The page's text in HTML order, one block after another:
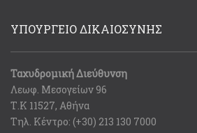
ΥΠΟΥΡΓΕΙΟ ΔΙΚΑΙΟΣΥΝΗΣ
Ταχυδρομική Διεύθυνση
Λεωφ. Μεσογείων 96
Τ.Κ 11527, Αθήνα
Τηλ. Κέντρο: (+30) 213 130 7000